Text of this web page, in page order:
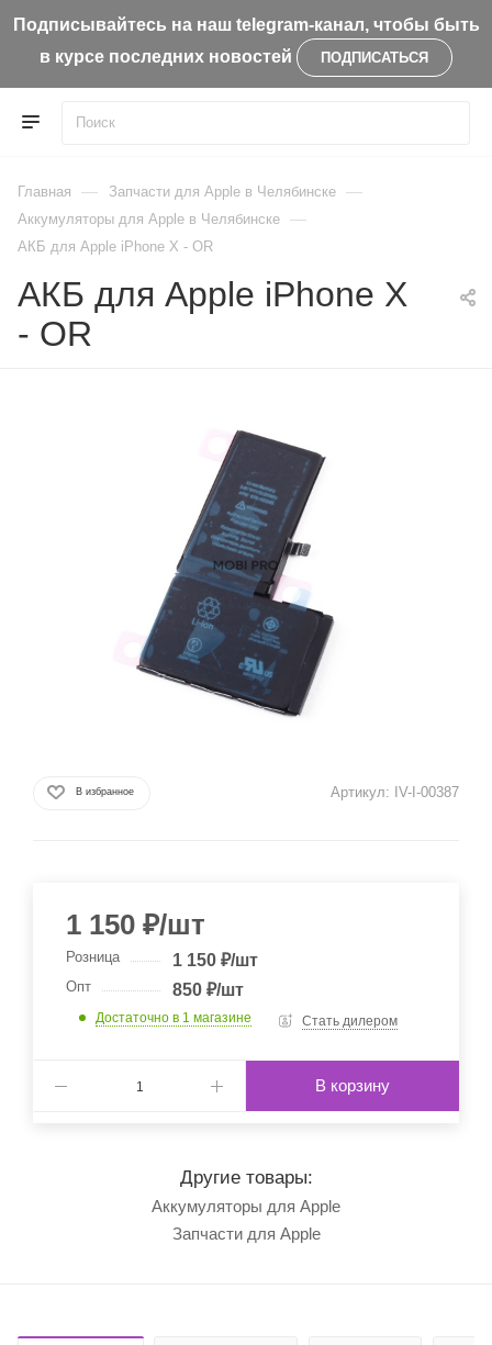
Подписывайтесь на наш telegram-канал, чтобы быть
в курсе последних новостей
ПОДПИСАТЬСЯ
Главная — Запчасти для Apple в Челябинске —
Aккумуляторы для Apple в Челябинске —
АКБ для Apple iPhone X - OR
АКБ для Apple iPhone X
- OR
В избранное Артикул: IV-I-00387
1 150 ₽/шт
Розница 1 150 ₽/шт
Опт 850 ₽/шт
Достаточно в 1 магазине Стать дилером
В корзину
Другие товары:
Аккумуляторы для Apple
Запчасти для Apple